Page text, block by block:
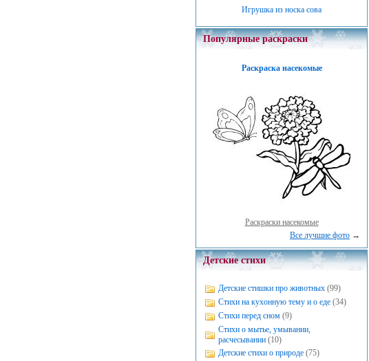
Игрушка из носка сова
Популярные раскраски
Раскраска насекомые
Раскраски насекомые
Все лучшие фото →
Детские стихи
Детские стишки про животных (99)
Стихи на кухонную тему и о еде (34)
Стихи перед сном (9)
Стихи о мытье, умывании,
расчесывании (10)
Детские стихи о природе (75)